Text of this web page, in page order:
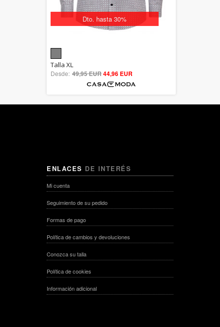
Dto. hasta 30%
out of 5
Talla XL
Desde: 49,95 EUR44,96 EUR
ENLACES DE INTERÉS
Mi cuenta
Seguimiento de su pedido
Formas de pago
Política de cambios y devoluciones
Conozca su talla
Política de cookies
Información adicional